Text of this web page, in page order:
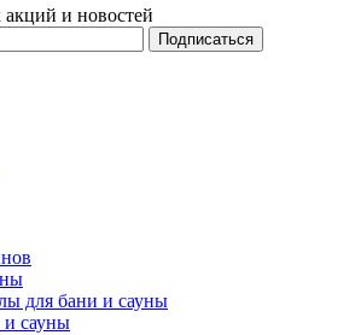
акций и новостей
Подписаться
для бани и сауны
и сауны